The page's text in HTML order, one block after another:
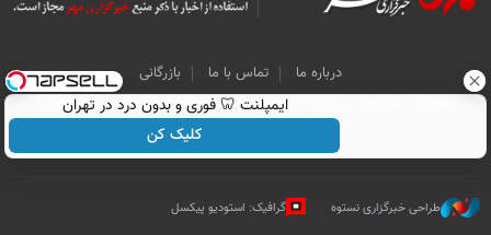
درباره ما تماس با ما
بازرگانی
All Content by Mehr News Agency is licensed under a Creative Commons
Attribution 4.0 International License.
طراحی خبرگزاری نستوه گرافیک: استودیو پیکسل
ایمپلنت 🦷 فوری و بدون درد در تهران
کلیک کن